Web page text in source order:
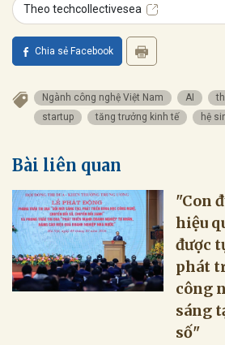
Theo techcollectivesea
Chia sẻ Facebook
Ngành công nghệ Việt Nam AI
startup
tăng trưởng kinh tế hệ
Bài liên quan
"Con
hiệu
được
phát
công
sáng
số"